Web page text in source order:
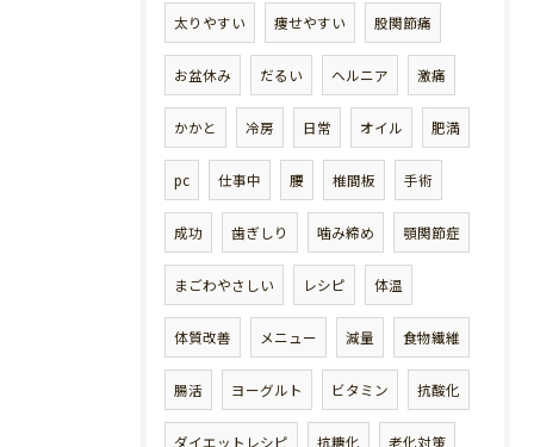
太りやすい 痩せやすい 股関節痛
お盆休み だるい ヘルニア 激痛
かかと 冷房 日常 オイル 肥満
pc 仕事中 腰 椎間板 手術
成功 歯ぎしり 噛み締め 顎関節症
まごわやさしい レシピ 体温
体質改善 メニュー 減量 食物繊維
腸活 ヨーグルト ビタミン 抗酸化
ダイエットレシピ 抗糖化 老化対策